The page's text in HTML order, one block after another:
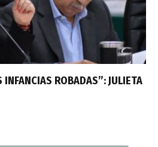
INFANCIAS ROBADAS”: JULIETA